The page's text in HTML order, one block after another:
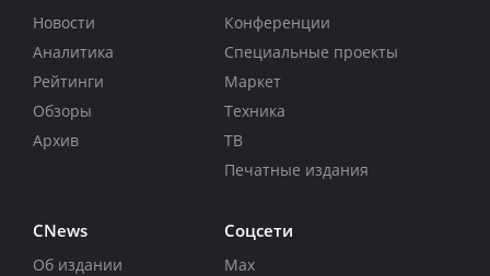
Новости
Аналитика
Рейтинги
Обзоры
Архив
Конференции
Специальные проекты
Маркет
Техника
ТВ
Печатные издания
CNews
Об издании
Соцсети
Max